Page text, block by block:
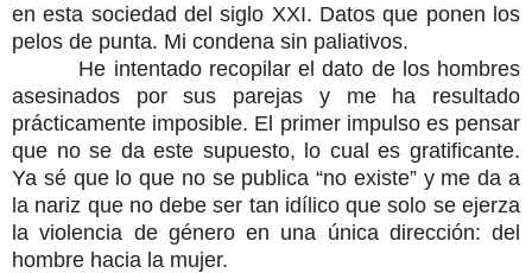
en esta sociedad del siglo XXI. Datos que ponen los
pelos de punta. Mi condena sin paliativos.
He intentado recopilar el dato de los hombres
asesinados por sus parejas y me ha resultado
prácticamente imposible. El primer impulso es pensar
que no se da este supuesto, lo cual es gratificante.
Ya sé que lo que no se publica “no existe” y me da a
la nariz que no debe ser tan idílico que solo se ejerza
la violencia de género en una única dirección: del
hombre hacia la mujer.